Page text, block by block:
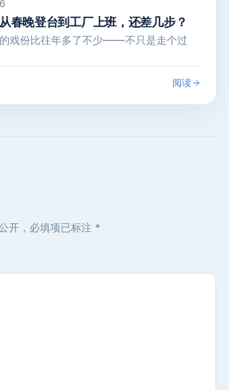
春晚登台到工厂上班，还差几步？
戏份比往年多了不少——不只是走个过
阅读
开，必填项已标注 *